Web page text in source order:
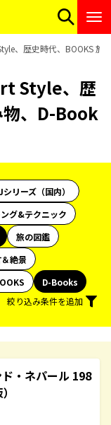
、歴史時代、BOOKS 旅
Style、歴
物、D-Book
リーズ（国内）
グ&テクニック
旅の図鑑
絶景
D-Books
絞り込み条件を追加
・ネパール 198